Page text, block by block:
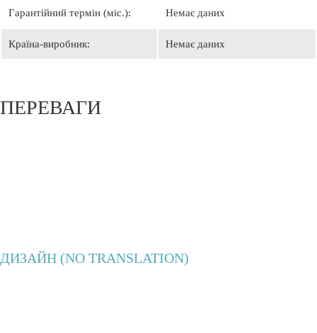
Гарантійний термін (міс.): Немає даних
Країна-виробник: Немає даних
ПЕРЕВАГИ
ДИЗАЙН (NO TRANSLATION)